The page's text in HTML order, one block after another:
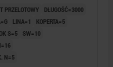
PRZELOTOWY
DŁUGOŚĆ=3000
LINA=1
KOPERTA=5
S=5
SW=10
N=5